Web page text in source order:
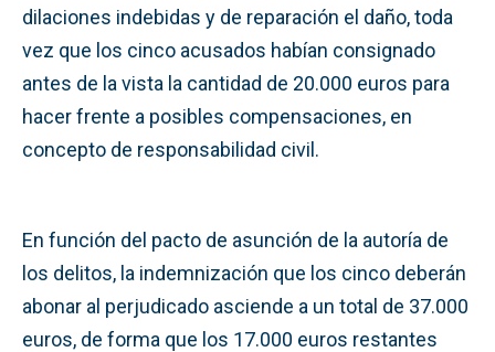
dilaciones indebidas y de reparación el daño, toda
vez que los cinco acusados habían consignado
antes de la vista la cantidad de 20.000 euros para
hacer frente a posibles compensaciones, en
concepto de responsabilidad civil.
En función del pacto de asunción de la autoría de
los delitos, la indemnización que los cinco deberán
abonar al perjudicado asciende a un total de 37.000
euros, de forma que los 17.000 euros restantes